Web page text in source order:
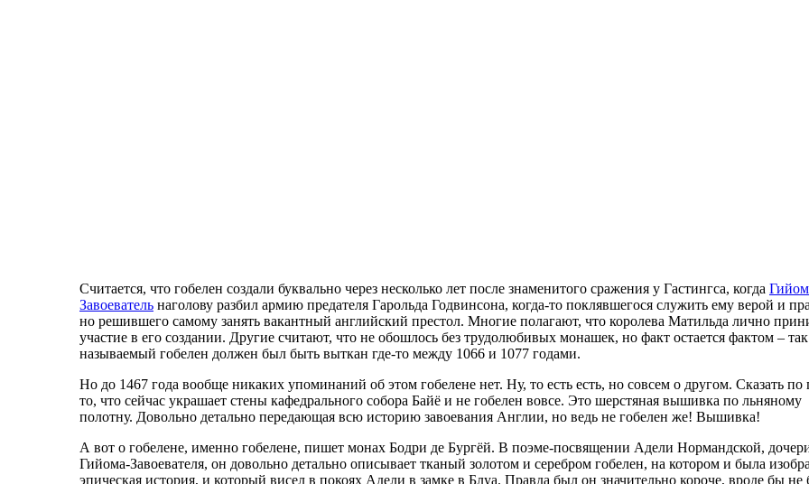
Считается, что гобелен создали буквально через несколько лет после знаменитого сражения у Гастингса, когда
Завоеватель наголову разбил армию предателя Гарольда Годвинсона, когда-то поклявшегося служить ему верой и
но решившего самому занять вакантный английский престол. Многие полагают, что королева Матильда лично
участие в его создании. Другие считают, что не обошлось без трудолюбивых монашек, но факт остается фактом – так
называемый гобелен должен был быть выткан где-то между 1066 и 1077 годами.
Но до 1467 года вообще никаких упоминаний об этом гобелене нет. Ну, то есть есть, но совсем о другом. Сказать по
то, что сейчас украшает стены кафедрального собора Байё и не гобелен вовсе. Это шерстяная вышивка по льняному
полотну. Довольно детально передающая всю историю завоевания Англии, но ведь не гобелен же! Вышивка!
А вот о гобелене, именно гобелене, пишет монах Бодри де Бургёй. В поэме-посвящении Адели Нормандской,
Гийома-Завоевателя, он довольно детально описывает тканый золотом и серебром гобелен, на котором и была
эпическая история, и который висел в покоях Адели в замке в Блуа. Правда был он значительно короче, вроде бы не